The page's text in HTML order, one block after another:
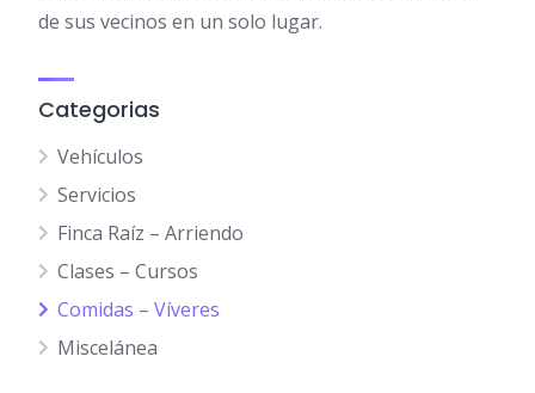
de sus vecinos en un solo lugar.
Categorias
Vehículos
Servicios
Finca Raíz – Arriendo
Clases – Cursos
Comidas – Víveres
Miscelánea